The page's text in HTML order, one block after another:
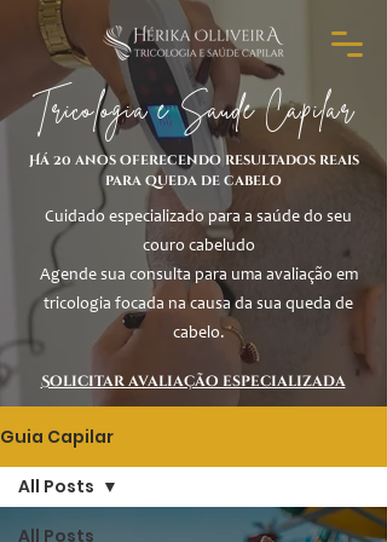
Tricologia e Saúde Capilar
Há 20 anos oferecendo resultados reais
para queda de cabelo
Cuidado especializado para a saúde do seu
couro cabeludo
Agende sua consulta para uma avaliação em
tricologia focada na causa da sua queda de
cabelo.
Solicitar avaliação especializada
Guia Capilar
All Posts
All Posts